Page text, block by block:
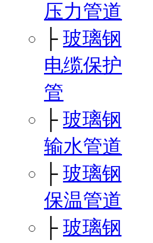
压力管道
├ 玻璃钢
电缆保护
管
├ 玻璃钢
输水管道
├ 玻璃钢
保温管道
├ 玻璃钢